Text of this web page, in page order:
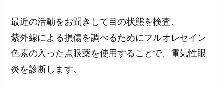
最近の活動をお聞きして目の状態を検査、
紫外線による損傷を調べるためにフルオレセイン
色素の入った点眼薬を使用することで、電気性眼
炎を診断します。